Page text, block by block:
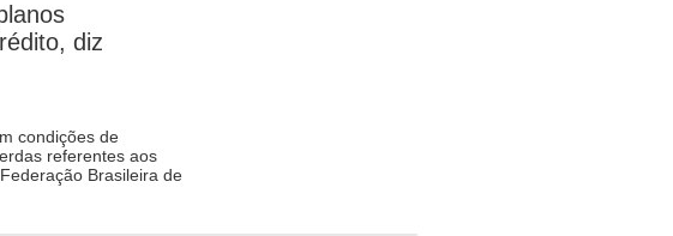
diz
condições de
referentes aos
Brasileira de